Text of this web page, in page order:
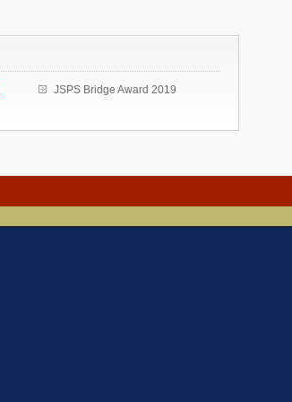
JSPS Bridge Award 2019